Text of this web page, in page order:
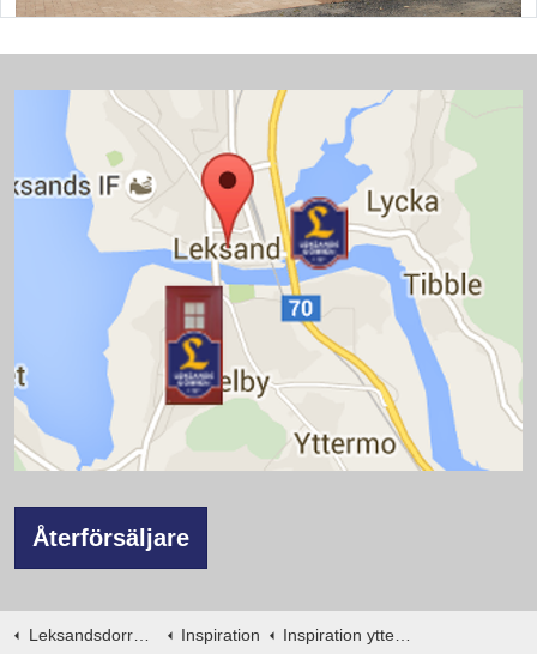
Återförsäljare
Leksandsdorren.se Inspiration
Inspiration ytterdörrar